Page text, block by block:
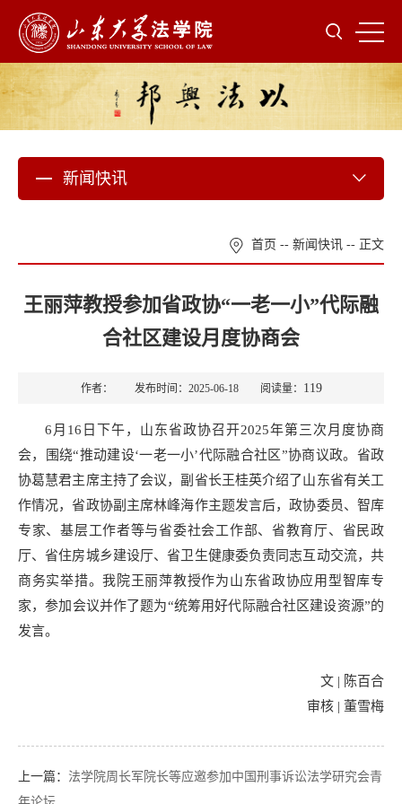
新闻快讯
首页 -- 新闻快讯 -- 正文
王丽萍教授参加省政协“一老一小”代际融
合社区建设月度协商会
作者： 发布时间：2025-06-18 阅读量： 119
6月16日下午，山东省政协召开2025年第三次月度协商
会，围绕“推动建设‘一老一小’代际融合社区”协商议政。省政
协葛慧君主席主持了会议，副省长王桂英介绍了山东省有关工
作情况，省政协副主席林峰海作主题发言后，政协委员、智库
专家、基层工作者等与省委社会工作部、省教育厅、省民政
厅、省住房城乡建设厅、省卫生健康委负责同志互动交流，共
商务实举措。我院王丽萍教授作为山东省政协应用型智库专
家，参加会议并作了题为“统筹用好代际融合社区建设资源”的
发言。
文 | 陈百合
审核 | 董雪梅
上一篇： 法学院周长军院长等应邀参加中国刑事诉讼法学研究会青